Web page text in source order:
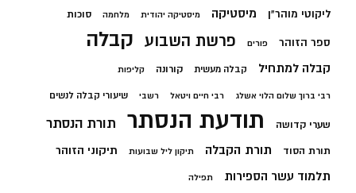
ליקוטי מוהר"ן מיסטיקה מיסטיקה יהודית מלחמה סוכות
ספר הזוהר פורים פרשת השבוע קבלה
קבלה למתחיל קבלה מעשית קורונה קליפות
רבי ברוך שלום הלוי אשלג רבי חיים ויטאל רשבי שיעורי קבלה לנשים
שערי קדושה תודעת הנסתר תורת הנסתר
תורת הסוד תורת הקבלה תיקון ליל שבועות תיקוני הזוהר
תלמוד עשר הספירות תפילה